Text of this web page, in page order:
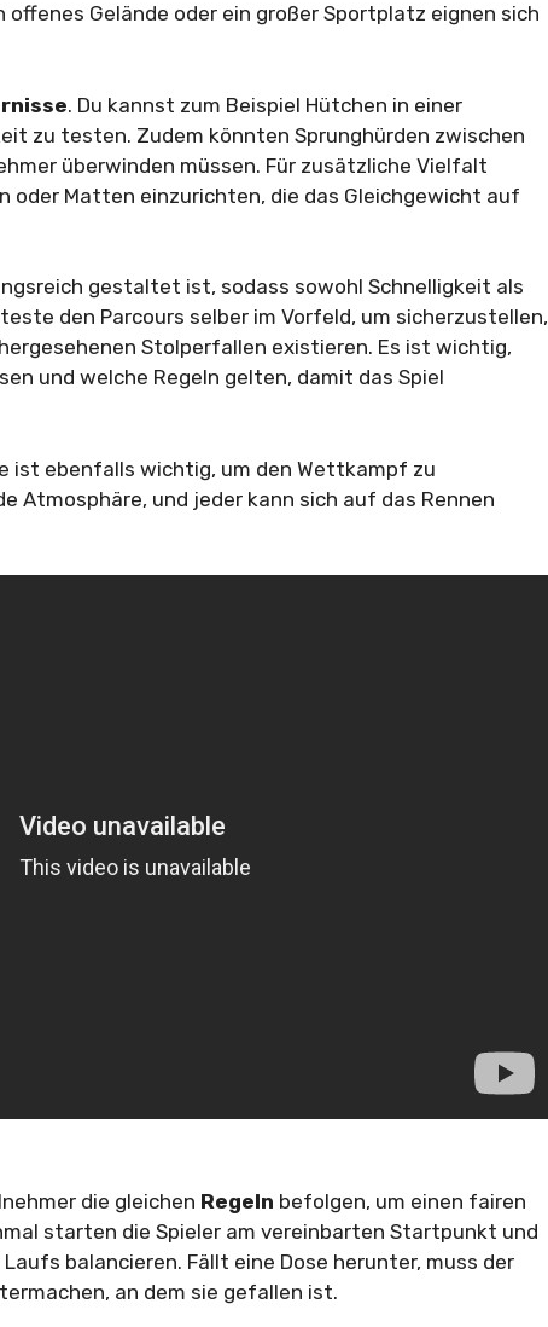
Gelände oder ein großer Sportplatz eignen sich
. Du kannst zum Beispiel Hütchen in einer
zu testen. Zudem könnten Sprunghürden zwischen
überwinden müssen. Für zusätzliche Vielfalt
oder Matten einzurichten, die das Gleichgewicht auf
gestaltet ist, sodass sowohl Schnelligkeit als
den Parcours selber im Vorfeld, um sicherzustellen,
Stolperfallen existieren. Es ist wichtig,
und welche Regeln gelten, damit das Spiel
ist ebenfalls wichtig, um den Wettkampf zu
Atmosphäre, und jeder kann sich auf das Rennen
die gleichen Regeln befolgen, um einen fairen
starten die Spieler am vereinbarten Startpunkt und
balancieren. Fällt eine Dose herunter, muss der
an dem sie gefallen ist.